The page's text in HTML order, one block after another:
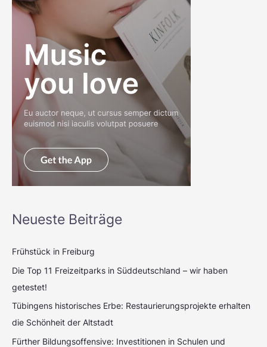
Neueste Beiträge
Frühstück in Freiburg
Die Top 11 Freizeitparks in Süddeutschland – wir haben
getestet!
Tübingens historisches Erbe: Restaurierungsprojekte erhalten
die Schönheit der Altstadt
Fürther Bildungsoffensive: Investitionen in Schulen und